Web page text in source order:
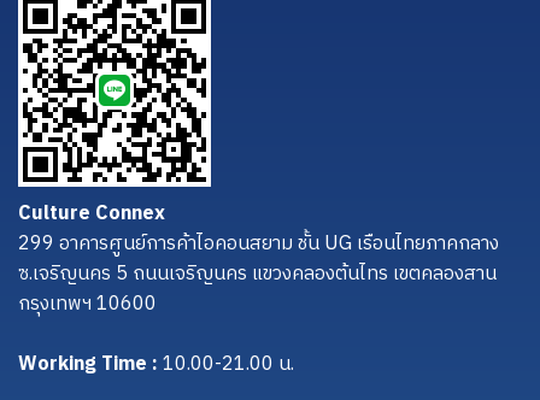
Culture Connex
299 อาคารศูนย์การค้าไอคอนสยาม ชั้น UG เรือนไทยภาคกลาง
ซ.เจริญนคร 5 ถนนเจริญนคร แขวงคลองต้นไทร เขตคลองสาน
กรุงเทพฯ 10600
Working Time :10.00-21.00 น.